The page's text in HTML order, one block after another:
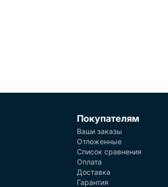
Покупателям
Ваши заказы
Отложенные
Список сравнения
Оплата
Доставка
Гарантия